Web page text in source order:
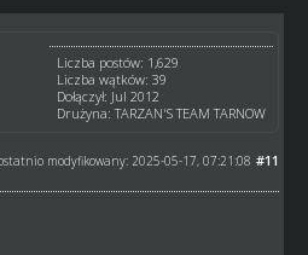
Liczba postów: 1,629
Liczba wątków: 39
Dołączył: Jul 2012
Drużyna: TARZAN'S TEAM TARNOW
#11
modyfikowany: 2025-05-17, 07:21:08